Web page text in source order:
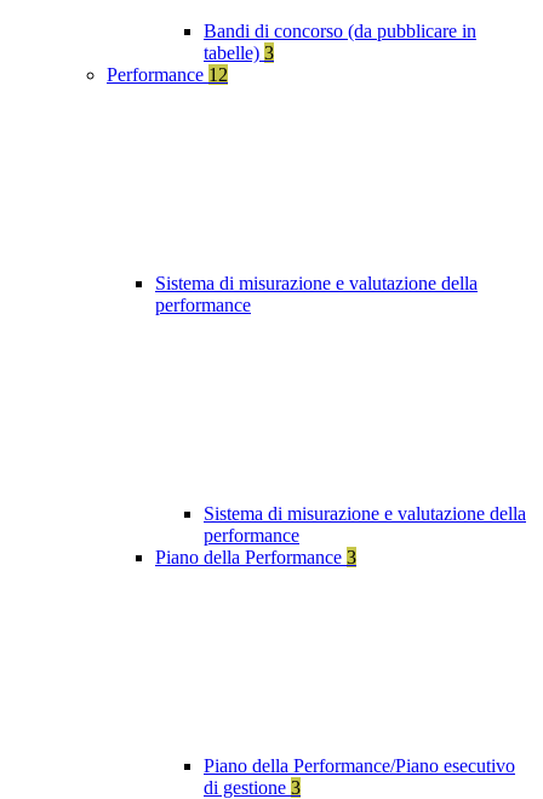
Bandi di concorso (da pubblicare in
tabelle) 3
Performance 12
Sistema di misurazione e valutazione della
performance
Sistema di misurazione e valutazione della
performance
Piano della Performance 3
Piano della Performance/Piano esecutivo
di gestione 3